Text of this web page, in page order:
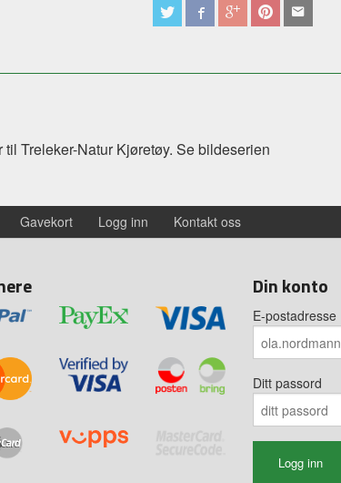
Treleker-Natur Kjøretøy. Se bildeserien
Gavekort Logg inn Kontakt oss
Din konto
E-postadresse
Ditt passord